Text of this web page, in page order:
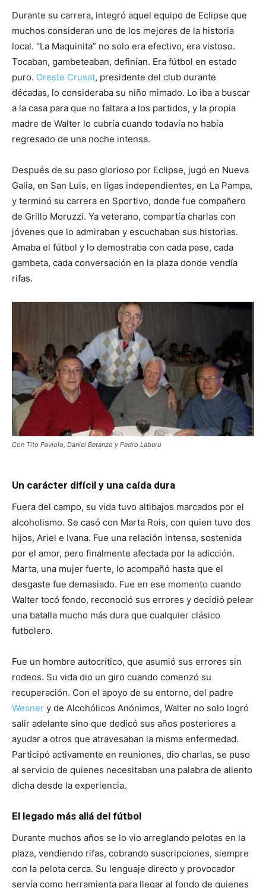
Durante su carrera, integró aquel equipo de Eclipse que
muchos consideran uno de los mejores de la historia
local. “La Maquinita” no solo era efectivo, era vistoso.
Tocaban, gambeteaban, definían. Era fútbol en estado
puro. Oreste Crusat, presidente del club durante
décadas, lo consideraba su niño mimado. Lo iba a buscar
a la casa para que no faltara a los partidos, y la propia
madre de Walter lo cubría cuando todavía no había
regresado de una noche intensa.
Después de su paso glorioso por Eclipse, jugó en Nueva
Galia, en San Luis, en ligas independientes, en La Pampa,
y terminó su carrera en Sportivo, donde fue compañero
de Grillo Moruzzi. Ya veterano, compartía charlas con
jóvenes que lo admiraban y escuchaban sus historias.
Amaba el fútbol y lo demostraba con cada pase, cada
gambeta, cada conversación en la plaza donde vendía
rifas.
Con Tito Paviolo, Daniel Betanzo y Pedro Laburu
Un carácter difícil y una caída dura
Fuera del campo, su vida tuvo altibajos marcados por el
alcoholismo. Se casó con Marta Rois, con quien tuvo dos
hijos, Ariel e Ivana. Fue una relación intensa, sostenida
por el amor, pero finalmente afectada por la adicción.
Marta, una mujer fuerte, lo acompañó hasta que el
desgaste fue demasiado. Fue en ese momento cuando
Walter tocó fondo, reconoció sus errores y decidió pelear
una batalla mucho más dura que cualquier clásico
futbolero.
Fue un hombre autocrítico, que asumió sus errores sin
rodeos. Su vida dio un giro cuando comenzó su
recuperación. Con el apoyo de su entorno, del padre
Wesner y de Alcohólicos Anónimos, Walter no solo logró
salir adelante sino que dedicó sus años posteriores a
ayudar a otros que atravesaban la misma enfermedad.
Participó activamente en reuniones, dio charlas, se puso
al servicio de quienes necesitaban una palabra de aliento
dicha desde la experiencia.
El legado más allá del fútbol
Durante muchos años se lo vio arreglando pelotas en la
plaza, vendiendo rifas, cobrando suscripciones, siempre
con la pelota cerca. Su lenguaje directo y provocador
servía como herramienta para llegar al fondo de quienes